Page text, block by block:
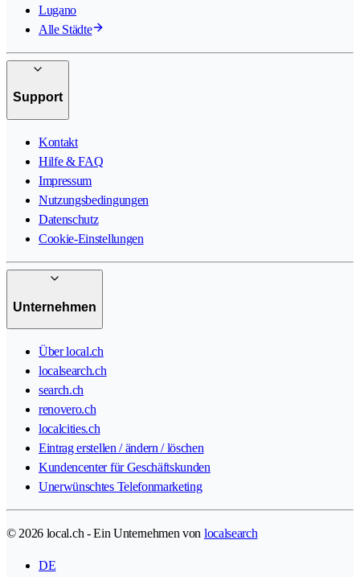
Lugano
Alle Städte
Support
Kontakt
Hilfe & FAQ
Impressum
Nutzungsbedingungen
Datenschutz
Cookie-Einstellungen
Unternehmen
Über local.ch
localsearch.ch
search.ch
renovero.ch
localcities.ch
Eintrag erstellen / ändern / löschen
Kundencenter für Geschäftskunden
Unerwünschtes Telefonmarketing
© 2026 local.ch - Ein Unternehmen von localsearch
DE